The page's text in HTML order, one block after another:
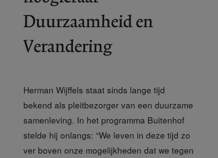
Duurzaamheid en
Verandering
Herman Wijffels staat sinds lange tijd
bekend als pleitbezorger van een duurzame
samenleving. In het programma Buitenhof
stelde hij onlangs: “We leven in deze tijd zo
ver boven onze mogelijkheden dat we tegen